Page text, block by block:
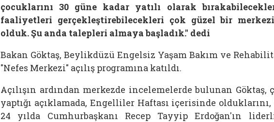
çocuklarını 30 güne kadar yatılı olarak
faaliyetleri gerçekleştirebilecekleri çok güzel bir
olduk. Şu anda talepleri almaya başladık." dedi
Bakan Göktaş, Beylikdüzü Engelsiz Yaşam Bakım ve
"Nefes Merkezi" açılış programına katıldı.
Açılışın ardından merkezde incelemelerde bulunan Göktaş,
yaptığı açıklamada, Engelliler Haftası içerisinde
24 yılda Cumhurbaşkanı Recep Tayyip Erdoğan'ın